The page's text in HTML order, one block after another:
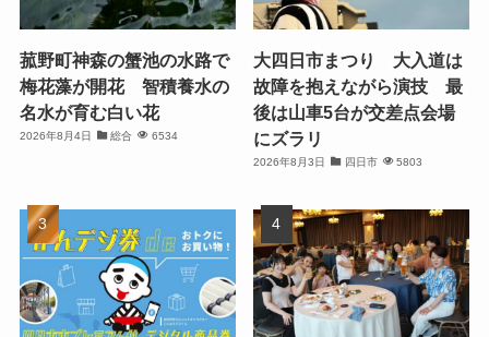
菰野町神森の蟹池の水路で
梅花藻が開花 智積養水の
名水が育む白い花
2026年8月4日 総合 6534
大四日市まつり 大入道は
故障を抱えながら演技 最
後は山車5台が交差点会場
にズラリ
2026年8月3日 四日市 5803